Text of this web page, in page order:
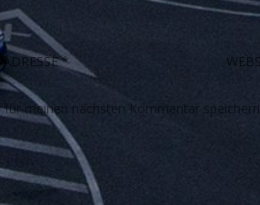
meinen nächsten Kommentar speichern.